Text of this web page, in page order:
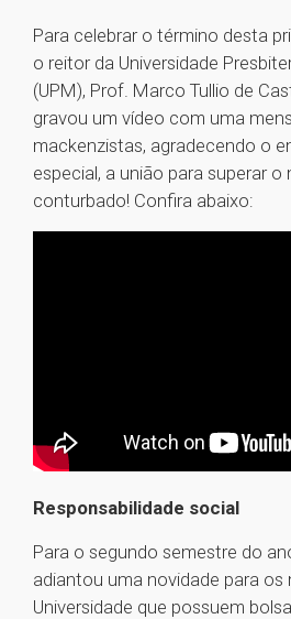
Para celebrar o término desta
o reitor da Universidade
(UPM), Prof. Marco Tullio de
gravou um vídeo com uma
mackenzistas, agradecendo o
especial, a união para superar
conturbado! Confira abaixo:
Responsabilidade social
Para o segundo semestre do
adiantou uma novidade para os
Universidade que possuem